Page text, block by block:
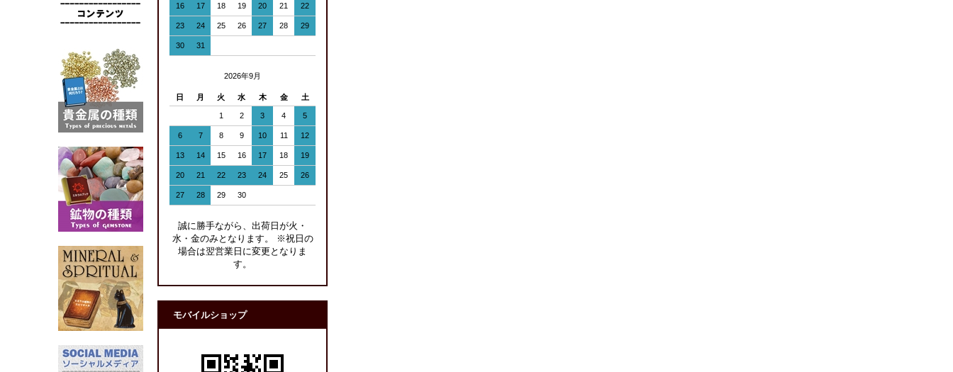
16 17 18 19 20 21 22
23 24 25 26 27 28 29
30 31
2026年9月
日 月 火 水 木 金 土
1 2 3 4 5
6 7 8 9 10 11 12
13 14 15 16 17 18 19
20 21 22 23 24 25 26
27 28 29 30
誠に勝手ながら、出荷日が火・
水・金のみとなります。 ※祝日の
場合は翌営業日に変更となりま
す。
モバイルショップ